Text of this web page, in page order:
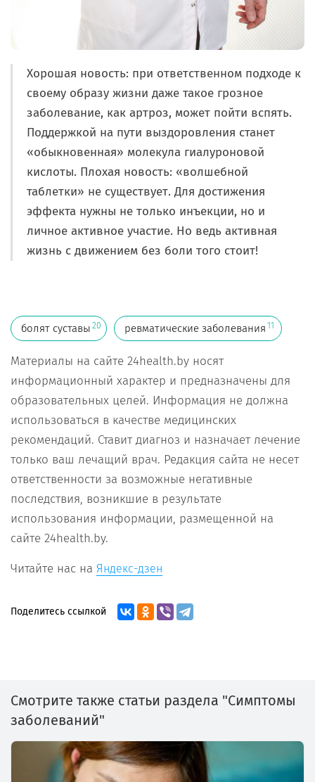
Хорошая новость: при ответственном подходе к
своему образу жизни даже такое грозное
заболевание, как артроз, может пойти вспять.
Поддержкой на пути выздоровления станет
«обыкновенная» молекула гиалуроновой
кислоты. Плохая новость: «волшебной
таблетки» не существует. Для достижения
эффекта нужны не только инъекции, но и
личное активное участие. Но ведь активная
жизнь с движением без боли того стоит!
болят суставы 20 ревматические заболевания 11
Материалы на сайте 24health.by носят
информационный характер и предназначены для
образовательных целей. Информация не должна
использоваться в качестве медицинских
рекомендаций. Ставит диагноз и назначает лечение
только ваш лечащий врач. Редакция сайта не несет
ответственности за возможные негативные
последствия, возникшие в результате
использования информации, размещенной на
сайте 24health.by.
Читайте нас на Яндекс-дзен
Поделитесь ссылкой
Смотрите также статьи раздела "Симптомы
заболеваний"